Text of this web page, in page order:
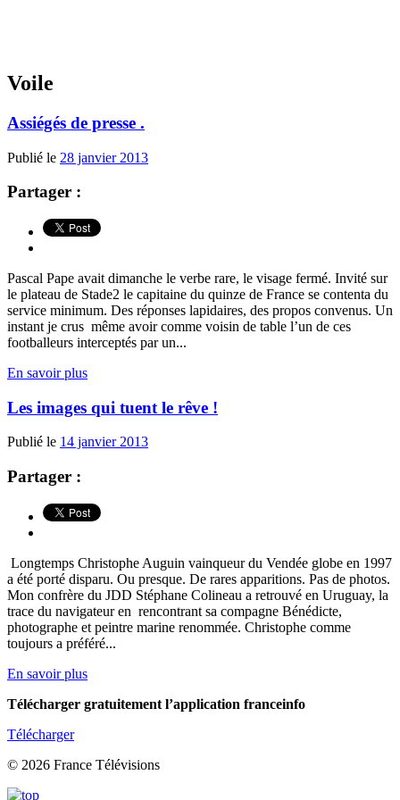
Voile
Assiégés de presse .
Publié le 28 janvier 2013
Partager :
Pascal Pape avait dimanche le verbe rare, le visage fermé. Invité sur
le plateau de Stade2 le capitaine du quinze de France se contenta du
service minimum. Des réponses lapidaires, des propos convenus. Un
instant je crus même avoir comme voisin de table l’un de ces
footballeurs interceptés par un...
En savoir plus
Les images qui tuent le rêve !
Publié le 14 janvier 2013
Partager :
Longtemps Christophe Auguin vainqueur du Vendée globe en 1997
a été porté disparu. Ou presque. De rares apparitions. Pas de photos.
Mon confrère du JDD Stéphane Colineau a retrouvé en Uruguay, la
trace du navigateur en rencontrant sa compagne Bénédicte,
photographe et peintre marine renommée. Christophe comme
toujours a préféré...
En savoir plus
Télécharger gratuitement l’application franceinfo
Télécharger
© 2026 France Télévisions